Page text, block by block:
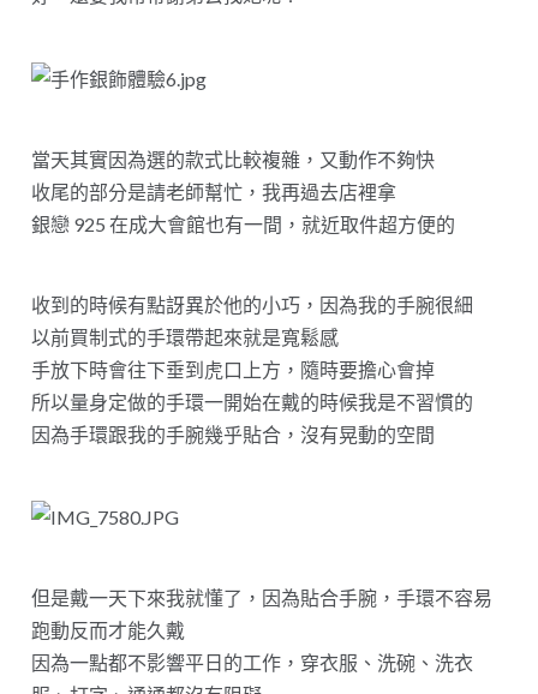
當天其實因為選的款式比較複雜，又動作不夠快
收尾的部分是請老師幫忙，我再過去店裡拿
銀戀 925 在成大會館也有一間，就近取件超方便的
收到的時候有點訝異於他的小巧，因為我的手腕很細
以前買制式的手環帶起來就是寬鬆感
手放下時會往下垂到虎口上方，隨時要擔心會掉
所以量身定做的手環一開始在戴的時候我是不習慣的
因為手環跟我的手腕幾乎貼合，沒有晃動的空間
但是戴一天下來我就懂了，因為貼合手腕，手環不容易
跑動反而才能久戴
因為一點都不影響平日的工作，穿衣服、洗碗、洗衣